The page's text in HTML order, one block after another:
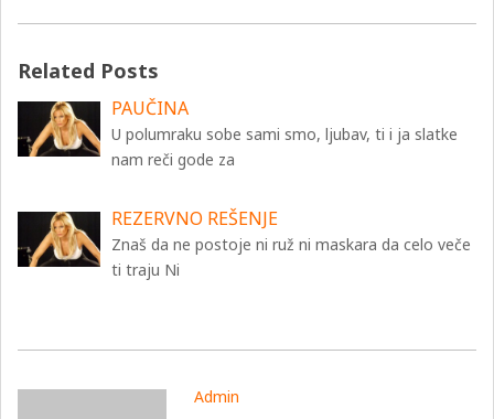
Related Posts
PAUČINA
U polumraku sobe sami smo, ljubav, ti i ja slatke
nam reči gode za
REZERVNO REŠENJE
Znaš da ne postoje ni ruž ni maskara da celo veče
ti traju Ni
Admin